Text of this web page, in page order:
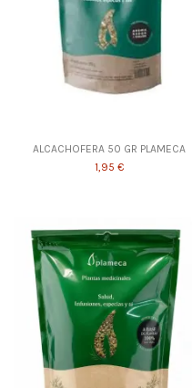
ALCACHOFERA 50 GR PLAMECA
1,95 €